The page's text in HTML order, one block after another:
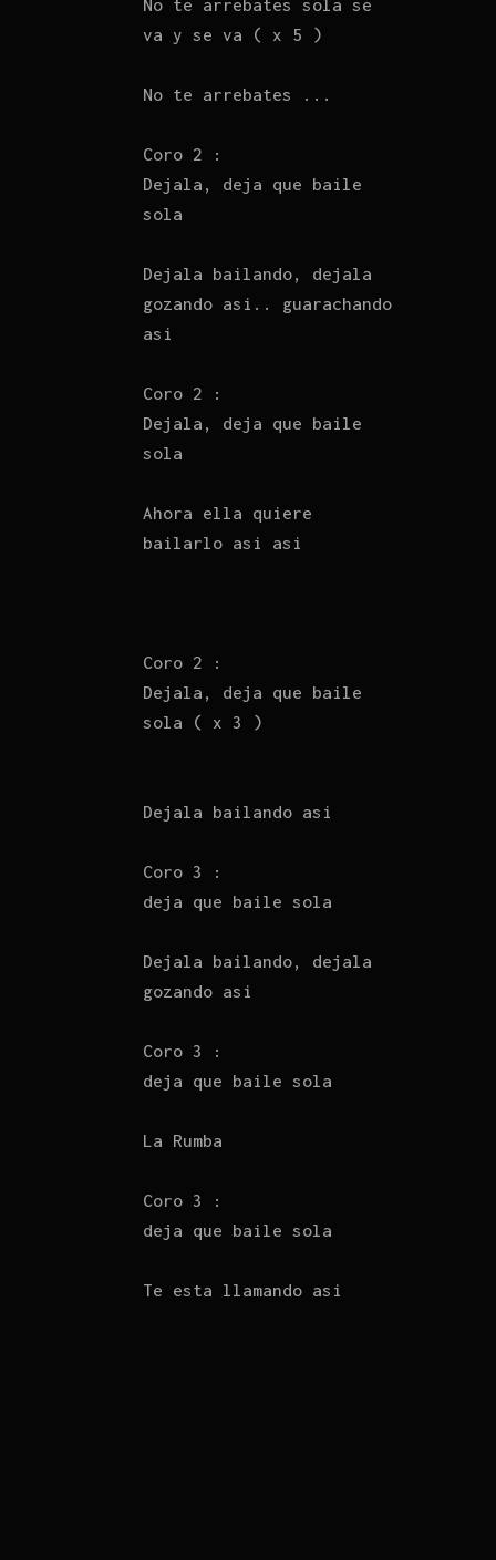
No te arrebates sola se
va y se va ( x 5 )
No te arrebates ...
Coro 2 :
Dejala, deja que baile
sola
Dejala bailando, dejala
gozando asi.. guarachando
asi
Coro 2 :
Dejala, deja que baile
sola
Ahora ella quiere
bailarlo asi asi
Coro 2 :
Dejala, deja que baile
sola ( x 3 )
Dejala bailando asi
Coro 3 :
deja que baile sola
Dejala bailando, dejala
gozando asi
Coro 3 :
deja que baile sola
La Rumba
Coro 3 :
deja que baile sola
Te esta llamando asi